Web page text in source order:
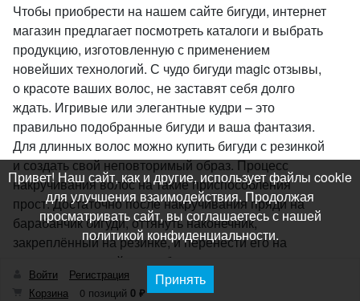
Чтобы приобрести на нашем сайте бигуди, интернет
магазин предлагает посмотреть каталоги и выбрать
продукцию, изготовленную с применением
новейших технологий. С чудо бигуди magic отзывы,
о красоте ваших волос, не заставят себя долго
ждать. Игривые или элегантные кудри – это
правильно подобранные бигуди и ваша фантазия.
Для длинных волос можно купить бигуди с резинкой
и создать свой неповторимый образ. Процесс
накручивания волос на такие приспособления
прост. Достаточно после накручивания пряди на
барабанчик бигуди, оттянуть наконечник,
закреплённый на резинке, и перенести его на
противоположный конец бигуди.
Мастера в парикмахерской с помощью плойки
Привет! Наш сайт, как и другие, использует файлы cookie
для улучшения взаимодействия. Продолжая
просматривать сайт, вы соглашаетесь с нашей
политикой конфиденциальности.
Принять
Войти
Регистрация
Корзина
0 позиций 0 ₽